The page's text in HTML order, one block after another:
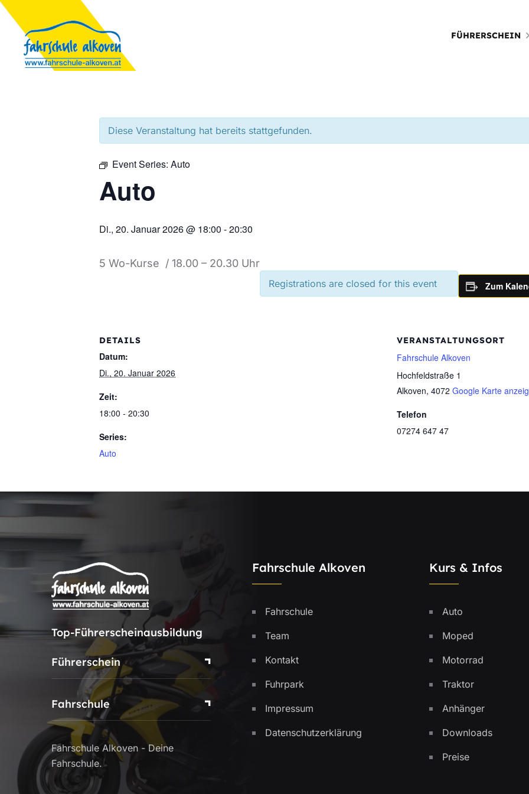
FÜHRERSCHEIN
Diese Veranstaltung hat bereits stattgefunden.
Event Series: Auto
Auto
Di., 20. Januar 2026 @ 18:00 -20:30
5 Wo-Kurse / 18.00 – 20.30 Uhr
Registrations are closed for this event Zum
DETAILS
Datum:
Di., 20. Januar 2026
Zeit:
18:00 - 20:30
Series:
Auto
VERANSTALTUNGSORT
Fahrschule Alkoven
Hochfeldstraße 1
Alkoven, 4072 Google Karte
Telefon
07274 647 47
Top-Führerscheinausbildung
Führerschein
Fahrschule
Fahrschule Alkoven - Deine
Fahrschule.
Fahrschule Alkoven
Fahrschule
Team
Kontakt
Fuhrpark
Impressum
Datenschutzerklärung
Kurs & Infos
Auto
Moped
Motorrad
Traktor
Anhänger
Downloads
Preise